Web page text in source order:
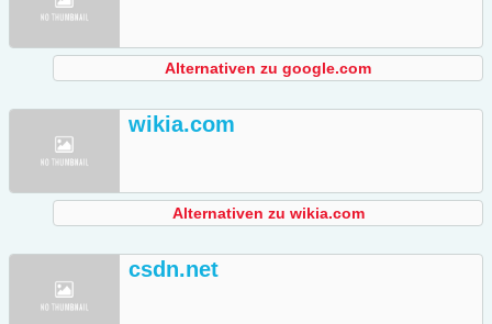
Alternativen zu google.com
wikia.com
Alternativen zu wikia.com
csdn.net